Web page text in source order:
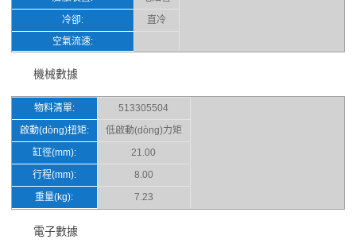
冷卻:
直冷
空氣流速:
機械數據
物料清單:
513305504
啟動(dòng)扭矩:
低啟動(dòng)力矩
缸徑(mm):
21.00
行程(mm):
8.00
重量(kg):
7.23
電子數據